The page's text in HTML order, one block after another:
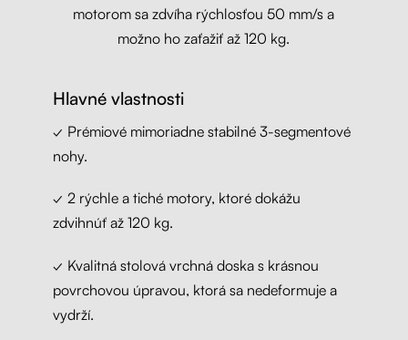
motorom sa zdvíha rýchlosťou 50 mm/s a
možno ho zaťažiť až 120 kg.
Hlavné vlastnosti
✓ Prémiové mimoriadne stabilné 3-segmentové
nohy.
✓ 2 rýchle a tiché motory, ktoré dokážu
zdvihnúť až 120 kg.
✓ Kvalitná stolová vrchná doska s krásnou
povrchovou úpravou, ktorá sa nedeformuje a
vydrží.